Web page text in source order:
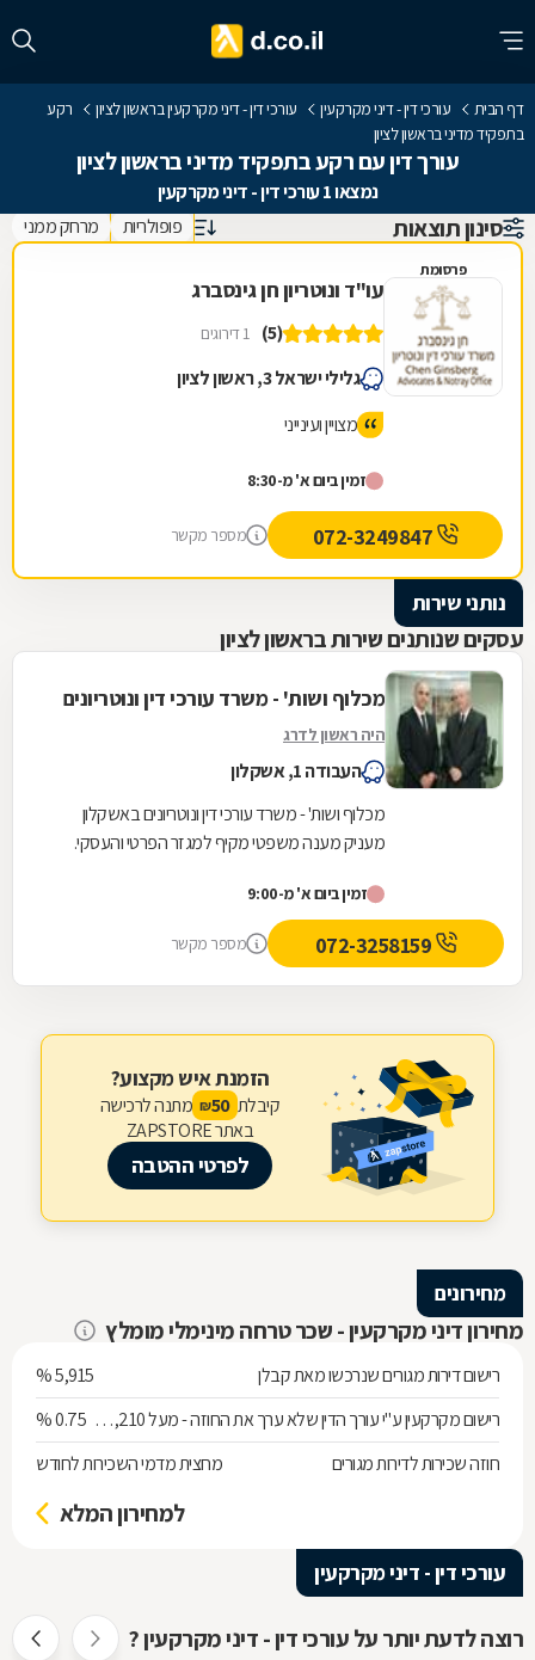
דף הבית עורכי דין - דיני מקרקעין עורכי דין - דיני מקרקעין בראשון לציון
רקע
בתפקיד מדיני בראשון לציון
עורך דין עם רקע בתפקיד מדיני בראשון לציון
נמצאו 1 עורכי דין - דיני מקרקעין
סינון תוצאות פופולריות מרחק ממני
פרסומת
עו"ד ונוטריון חן גינסברג
(5) 1 דירוגים
גלילי ישראל 3, ראשון לציון
מצויין ועינייני
זמין ביום א' מ-8:30
מספר מקשר
נותני שירות
עסקים שנותנים שירות בראשון לציון
מכלוף ושות' - משרד עורכי דין ונוטריונים
היה ראשון לדרג
העבודה 1, אשקלון
מכלוף ושות' - משרד עורכי דין ונוטריונים באשקלון
מעניק מענה משפטי מקיף למגזר הפרטי והעסקי.
עם...זמין ביום א' מ-9:00
מספר מקשר
הזמנת איש מקצוע?
קיבלת 50
₪ מתנה לרכישה
באתר ZAPSTORE
לפרטי ההטבה
מחירונים
מחירון דיני מקרקעין - שכר טרחה מינימלי מומלץ
רישום דירות מגורים שנרכשו מאת קבלן
5,915 %
רישום מקרקעין ע"י עורך הדין שלא ערך את החוזה - מעל 538,210 ש"ח 0.75 %
חוזה שכירות לדירות מגורים
מחצית מדמי השכירות לחודש
למחירון המלא
עורכי דין - דיני מקרקעין
רוצה לדעת יותר על עורכי דין - דיני מקרקעין ?